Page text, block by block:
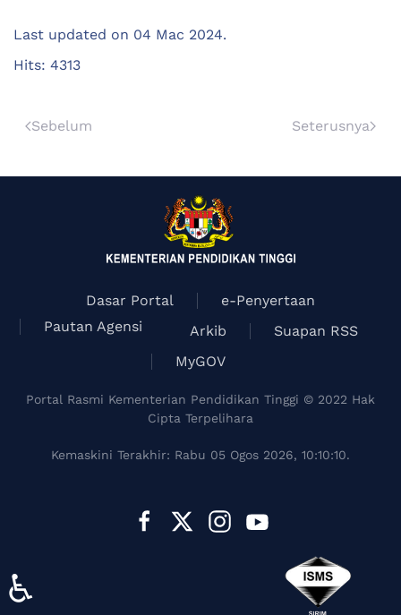
Last updated on 04 Mac 2024.
Hits: 4313
Sebelum Seterusnya
Dasar Portal
e-Penyertaan
Pautan Agensi
Arkib
Suapan RSS
MyGOV
Portal Rasmi Kementerian Pendidikan Tinggi © 2022 Hak
Cipta Terpelihara
Kemaskini Terakhir: Rabu 05 Ogos 2026, 10:10:10.